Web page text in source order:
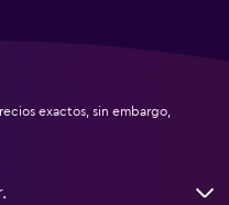
exactos, sin embargo,